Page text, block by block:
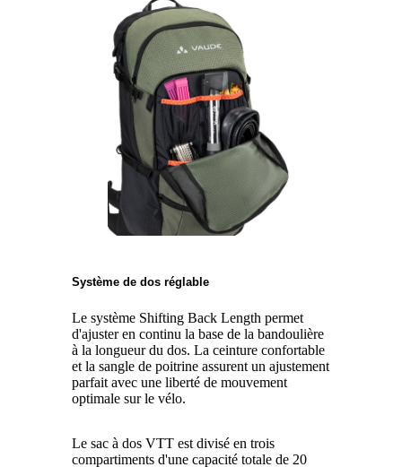
Système de dos réglable
Le système Shifting Back Length permet
d'ajuster en continu la base de la bandoulière
à la longueur du dos. La ceinture confortable
et la sangle de poitrine assurent un ajustement
parfait avec une liberté de mouvement
optimale sur le vélo.
Le sac à dos VTT est divisé en trois
compartiments d'une capacité totale de 20